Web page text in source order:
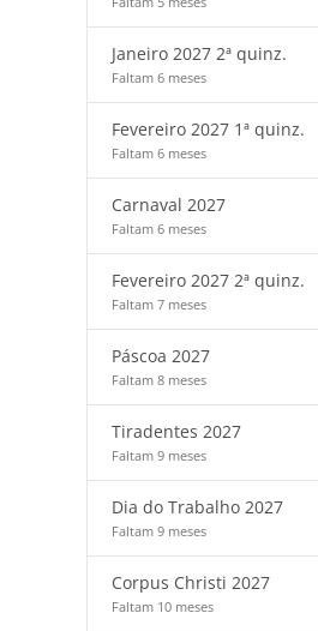
Janeiro 2027 2ª quinz.
Faltam 6 meses
Fevereiro 2027 1ª quinz.
Faltam 6 meses
Carnaval 2027
Faltam 6 meses
Fevereiro 2027 2ª quinz.
Faltam 7 meses
Páscoa 2027
Faltam 8 meses
Tiradentes 2027
Faltam 9 meses
Dia do Trabalho 2027
Faltam 9 meses
Corpus Christi 2027
Faltam 10 meses